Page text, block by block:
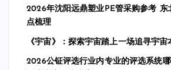
2026年沈阳远鼎塑业PE管采购参考 东
点梳理
《宇宙》：探索宇宙踏上一场追寻宇宙
2026公钲评选行业内专业的评选系统